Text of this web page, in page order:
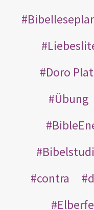
Doro
Übung
contra